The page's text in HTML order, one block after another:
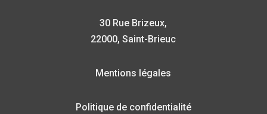
30 Rue Brizeux,
22000, Saint-Brieuc
Mentions légales
Politique de confidentialité